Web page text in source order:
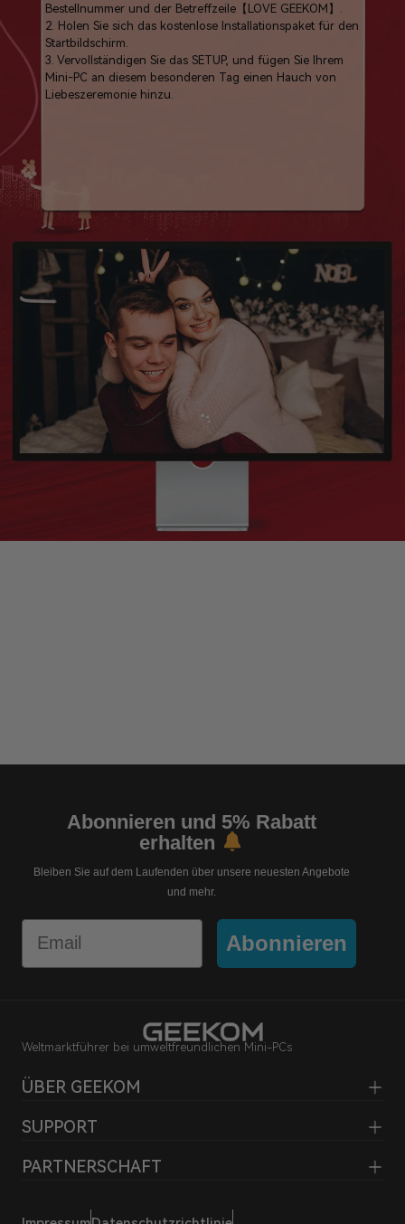
Bestellnummer und der Betreffzeile【LOVE GEEKOM】.
2. Holen Sie sich das kostenlose Installationspaket für den
Startbildschirm.
3. Vervollständigen Sie das SETUP, und fügen Sie Ihrem
Mini-PC an diesem besonderen Tag einen Hauch von
Liebeszeremonie hinzu.
Abonnieren und 5% Rabatt
erhalten
Bleiben Sie auf dem Laufenden über unsere neuesten Angebote
und mehr.
Abonnieren
Weltmarktführer bei umweltfreundlichen Mini-PCs
ÜBER GEEKOM
SUPPORT
PARTNERSCHAFT